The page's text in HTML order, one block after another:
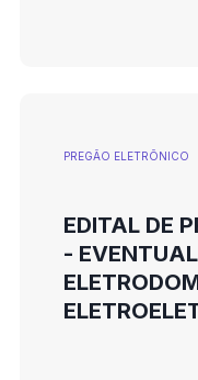
PREGÃO ELETRÕNICO
EDITAL DE
-